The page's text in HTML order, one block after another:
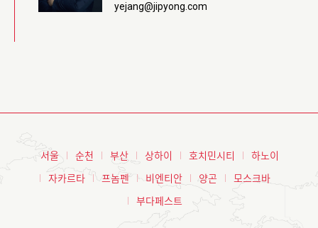
yejang@jipyong.com
서울 순천 부산 상하이 호치민시티
하노이
자카르타
프놈펜 비엔티안 양곤
모스크바
부다페스트